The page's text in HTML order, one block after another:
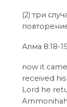
(2) три
Алма 8:18-
now it
received
Lord he